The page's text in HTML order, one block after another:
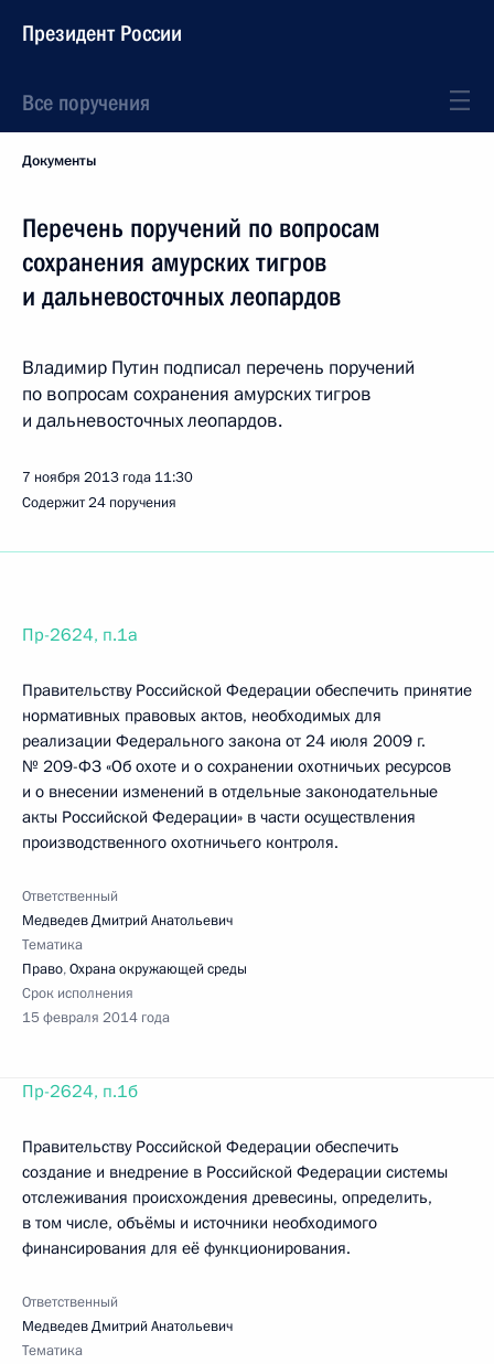
Президент России
Все поручения
Документы
Перечень поручений по вопросам
сохранения амурских тигров
и дальневосточных леопардов
Владимир Путин подписал перечень поручений
по вопросам сохранения амурских тигров
и дальневосточных леопардов.
7 ноября 2013 года 11:30
Содержит 24 поручения
Пр-2624, п.1а
Правительству Российской Федерации обеспечить принятие
нормативных правовых актов, необходимых для
реализации Федерального закона от 24 июля 2009 г.
№ 209-ФЗ «Об охоте и о сохранении охотничьих ресурсов
и о внесении изменений в отдельные законодательные
акты Российской Федерации» в части осуществления
производственного охотничьего контроля.
Ответственный
Медведев Дмитрий Анатольевич
Тематика
Право,Охрана окружающей среды
Срок исполнения
15 февраля 2014 года
Пр-2624, п.1б
Правительству Российской Федерации обеспечить
создание и внедрение в Российской Федерации системы
отслеживания происхождения древесины, определить,
в том числе, объёмы и источники необходимого
финансирования для её функционирования.
Ответственный
Медведев Дмитрий Анатольевич
Тематика